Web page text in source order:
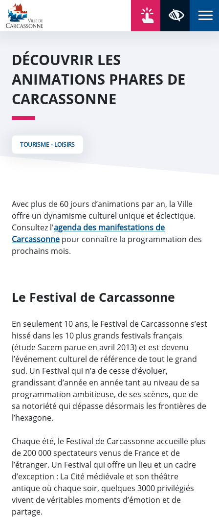
Aller au contenu
Aller au menu
Aller au plan du site
Aller à la recherche
DÉCOUVRIR LES
ANIMATIONS PHARES DE
CARCASSONNE
TOURISME - LOISIRS
Avec plus de 60 jours d’animations par an, la Ville
offre un dynamisme culturel unique et éclectique.
Consultez l'agenda des manifestations de
Carcassonne pour connaître la programmation des
prochains mois.
Le Festival de Carcassonne
En seulement 10 ans, le Festival de Carcassonne s’est
hissé dans les 10 plus grands festivals français
(étude Sacem parue en avril 2013) et est devenu
l’événement culturel de référence de tout le grand
sud. Un Festival qui n’a de cesse d’évoluer,
grandissant d’année en année tant au niveau de sa
programmation ambitieuse, de ses scènes, que de
sa notoriété qui dépasse désormais les frontières de
l’hexagone.
Chaque été, le Festival de Carcassonne accueille plus
de 200 000 spectateurs venus de France et de
l’étranger. Un Festival qui offre un lieu et un cadre
d’exception : La Cité médiévale et son théâtre
antique où chaque soir, quelques 3000 privilégiés
vivent de véritables moments d’émotion et de
partage.
Panneau de gestion des cookies